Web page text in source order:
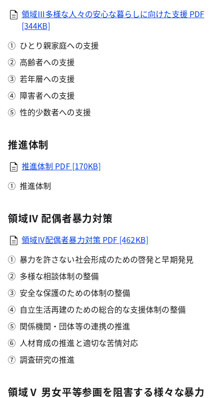
領域Ⅲ多様な人々の安心な暮らしに向けた支援PDF
[344KB]
ひとり親家庭への支援
高齢者への支援
若年層への支援
障害者への支援
性的少数者への支援
推進体制
推進体制 PDF [170KB]
推進体制
領域Ⅳ 配偶者暴力対策
領域Ⅳ配偶者暴力対策 PDF [462KB]
暴力を許さない社会形成のための啓発と早期発見
多様な相談体制の整備
安全な保護のための体制の整備
自立生活再建のための総合的な支援体制の整備
関係機関・団体等の連携の推進
人材育成の推進と適切な苦情対応
調査研究の推進
領域Ⅴ 男女平等参画を阻害する様々な暴力